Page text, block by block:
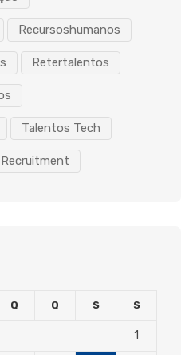
Recursoshumanos
Retertalentos
Talentos Tech
Q Q S S
1